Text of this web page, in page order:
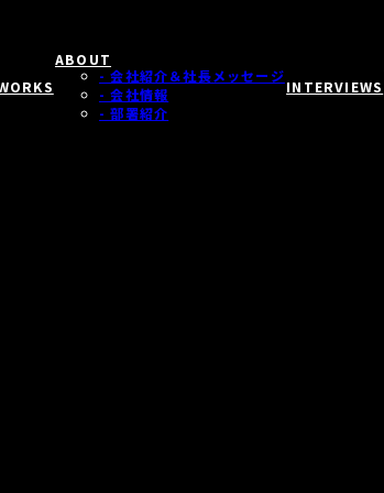
ABOUT
- 会社紹介＆社長メッセージ
- 会社情報
- 部署紹介
INTERVIEWS